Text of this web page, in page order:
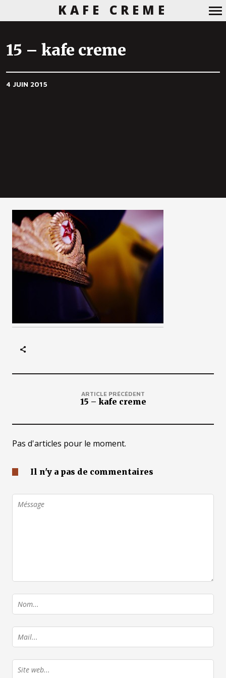
KAFE CREME
15 – kafe creme
4 JUIN 2015
ARTICLE PRÉCÉDENT
15 – kafe creme
Pas d'articles pour le moment.
Il n'y a pas de commentaires